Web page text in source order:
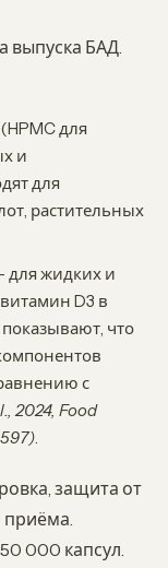
выпуска БАД.
(HPMC для
и
для
растительных
для жидких и
D3 в
что
с
2024, Food
.
защита от
приёма.
000 капсул.